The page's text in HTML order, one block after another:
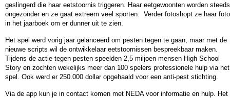
geslingerd die haar eetstoornis triggeren. Haar eetgewoonten worden steeds
ongezonder en ze gaat extreem veel sporten. Verder fotoshopt ze haar foto
in het jaarboek om er dunner uit te zien.
Het spel werd vorig jaar gelanceerd om pesten tegen te gaan, maar met de
nieuwe scripts wil de ontwikkelaar eetstoornissen bespreekbaar maken.
Tijdens de actie tegen pesten speelden 2,5 miljoen mensen High School
Story en zochten wekelijks meer dan 100 spelers professionele hulp via het
spel. Ook werd er 250.000 dollar opgehaald voor een anti-pest stichting.
Via de app kun je in contact komen met NEDA voor informatie en hulp. Het